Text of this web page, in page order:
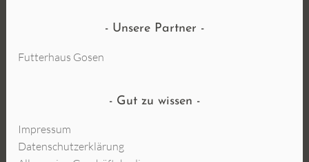
Unsere Partner
Futterhaus Gosen
Gut zu wissen
Impressum
Datenschutzerklärung